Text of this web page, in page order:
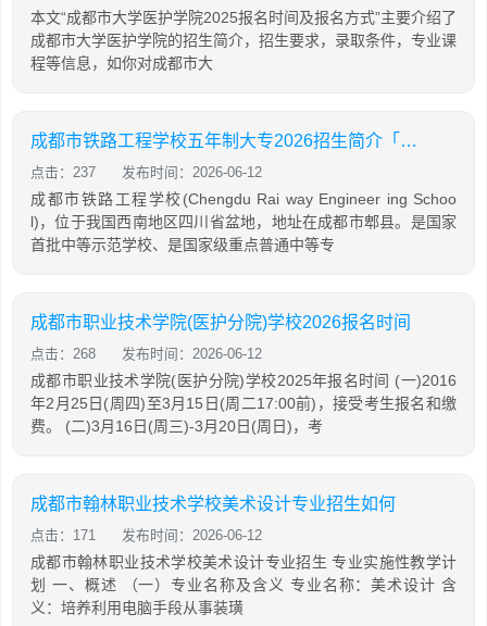
本文“成都市大学医护学院2025报名时间及报名方式”主要介绍了
成都市大学医护学院的招生简介，招生要求，录取条件，专业课
程等信息，如你对成都市大
成都市铁路工程学校五年制大专2026招生简介「2026年更新」
点击：237 发布时间：2026-06-12
成都市铁路工程学校(Chengdu Rai way Engineer ing Schoo
l)，位于我国西南地区四川省盆地，地址在成都市郫县。是国家
首批中等示范学校、是国家级重点普通中等专
成都市职业技术学院(医护分院)学校2026报名时间
点击：268 发布时间：2026-06-12
成都市职业技术学院(医护分院)学校2025年报名时间 (一)2016
年2月25日(周四)至3月15日(周二17:00前)，接受考生报名和缴
费。 (二)3月16日(周三)-3月20日(周日)，考
成都市翰林职业技术学校美术设计专业招生如何
点击：171 发布时间：2026-06-12
成都市翰林职业技术学校美术设计专业招生 专业实施性教学计
划 一、概述 （一）专业名称及含义 专业名称：美术设计 含
义：培养利用电脑手段从事装璜